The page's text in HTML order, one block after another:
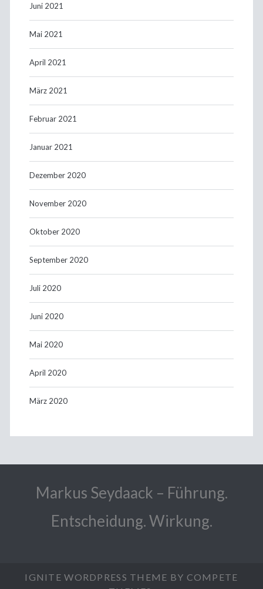
Juni 2021
Mai 2021
April 2021
März 2021
Februar 2021
Januar 2021
Dezember 2020
November 2020
Oktober 2020
September 2020
Juli 2020
Juni 2020
Mai 2020
April 2020
März 2020
Markus Seydaack – Führung.
Entscheidung. Wirkung.
IGNITE WORDPRESS THEME BY COMPETE